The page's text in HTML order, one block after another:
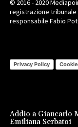
© 2016 - 2020
registrazione tribunale
responsabile Fabio
Privacy Policy
Addio a Giancarlo
Emiliana Serbatoi